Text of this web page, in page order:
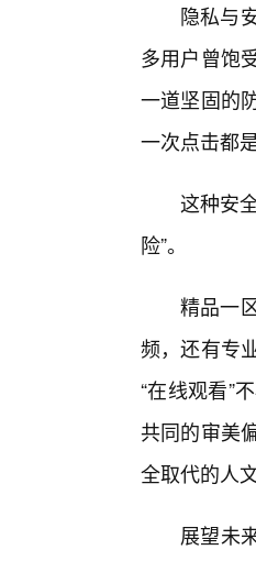
隐私与
多用户曾饱
一道坚固的
一次点击都
这种安
险”。
精品一
频，还有专
“在线观看”
共同的审美
全取代的人
展望未